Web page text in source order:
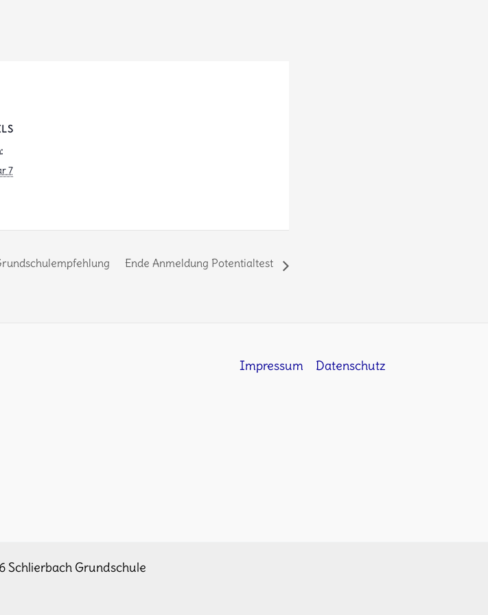
7
Ende Anmeldung Potentialtest
Impressum Datenschutz
Schlierbach Grundschule